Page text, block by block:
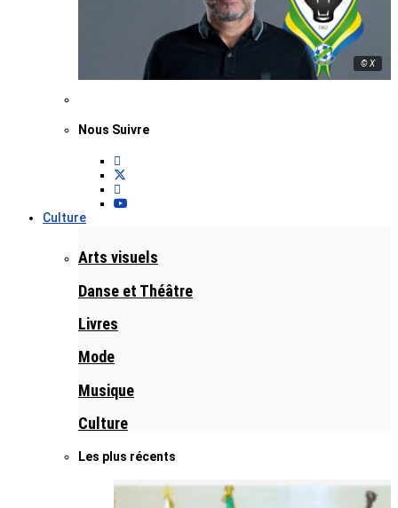
© X
Nous Suivre
Culture
Arts visuels
Danse et Théâtre
Livres
Mode
Musique
Culture
Les plus récents